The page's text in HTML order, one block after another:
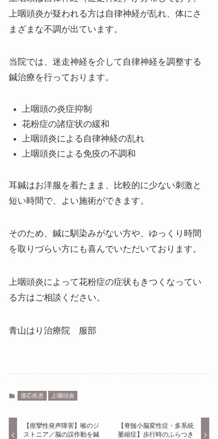
上咽頭炎が疑われる方は自律神経が乱れ、体にさ
まざまな不調が出ています。
当院では、迷走神経を介して自律神経を調整する
鍼治療を行っております。
上咽頭の炎症抑制
花粉症の諸症状の緩和
上咽頭炎による自律神経の乱れ
上咽頭炎による免疫の不調和
耳鍼はお洋服を着たまま、比較的に少ない刺激と
短い時間で、よい施術ができます。
そのため、鍼に馴染みがない方や、ゆっくり時間
を取りづらい方にも喜んでいただいております。
上咽頭炎によって花粉症の症状もきつくなってい
る方はご相談ください。
青山はり治療院 服部
適応疾患 上咽頭炎
【痙攣性発声障害】喉のジ
ストニア／脳の誤作動を鍼
【脊髄小脳変性症・多系統
萎縮症】歩行時のふらつき